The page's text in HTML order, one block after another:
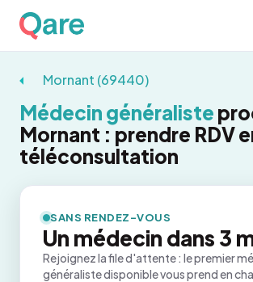
Mornant (69440)
Médecin généraliste
Mornant : prendre RDV
téléconsultation
SANS RENDEZ-VOUS
Un médecin dans 3
Rejoignez la file d'attente : le premier
généraliste disponible vous prend en